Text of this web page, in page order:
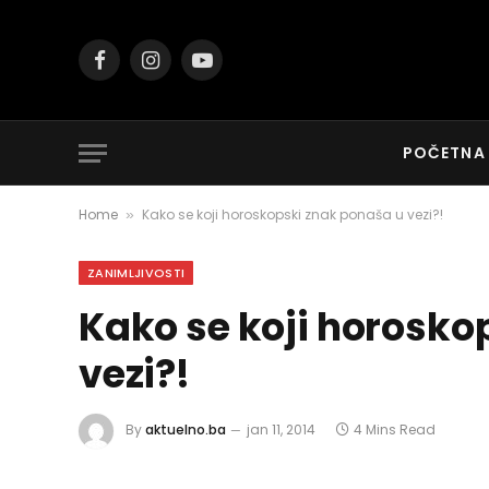
FacebookInstagramYouTube
POČETNA
Home » Kako se koji horoskopski znak ponaša u vezi?!
ZANIMLJIVOSTI
Kako se koji
vezi?!
Byaktuelno.ba jan 11, 2014 4 Mins Read